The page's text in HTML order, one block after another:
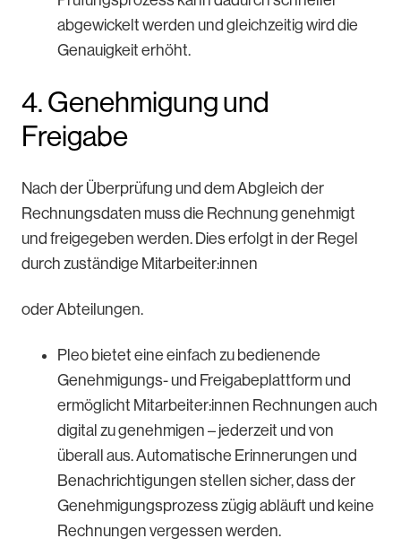
abgewickelt werden und gleichzeitig wird die
Genauigkeit erhöht.
4. Genehmigung und
Freigabe
Nach der Überprüfung und dem Abgleich der
Rechnungsdaten muss die Rechnung genehmigt
und freigegeben werden. Dies erfolgt in der Regel
durch zuständige Mitarbeiter:innen
oder Abteilungen.
Pleo bietet eine einfach zu bedienende
Genehmigungs- und Freigabeplattform und
ermöglicht Mitarbeiter:innen Rechnungen auch
digital zu genehmigen – jederzeit und von
überall aus. Automatische Erinnerungen und
Benachrichtigungen stellen sicher, dass der
Genehmigungsprozess zügig abläuft und keine
Rechnungen vergessen werden.